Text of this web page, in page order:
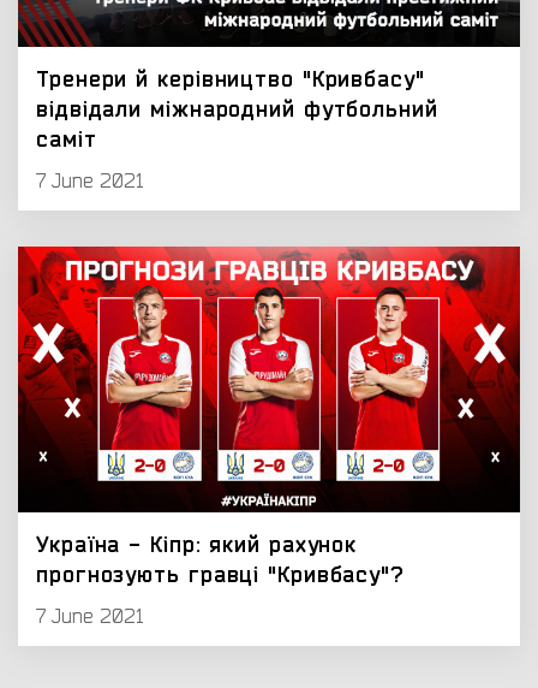
Тренери й керівництво "Кривбасу"
відвідали міжнародний футбольний
саміт
7 June 2021
Україна - Кіпр: який рахунок
прогнозують гравці "Кривбасу"?
7 June 2021